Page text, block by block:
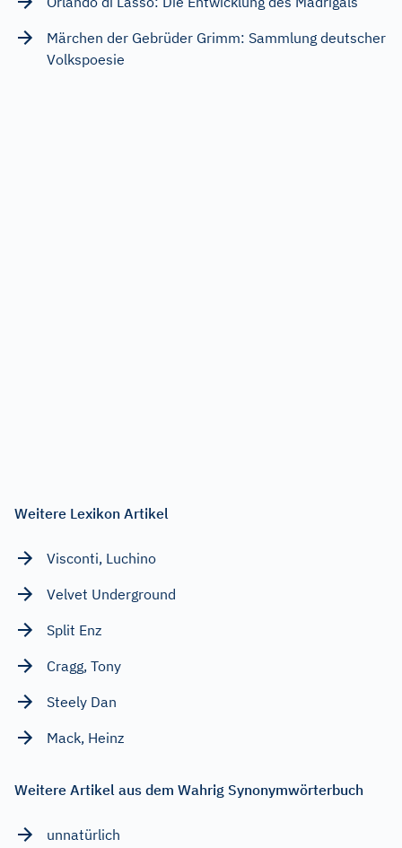
Märchen der Gebrüder Grimm: Sammlung deutscher
Volkspoesie
Weitere Lexikon Artikel
Visconti, Luchino
Velvet Underground
Split Enz
Cragg, Tony
Steely Dan
Mack, Heinz
Weitere Artikel aus dem Wahrig Synonymwörterbuch
unnatürlich